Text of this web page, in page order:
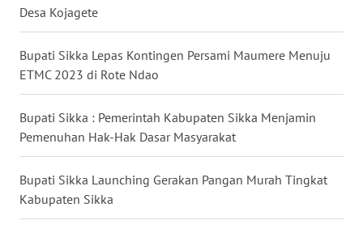
Desa Kojagete
Bupati Sikka Lepas Kontingen Persami Maumere Menuju
ETMC 2023 di Rote Ndao
Bupati Sikka : Pemerintah Kabupaten Sikka Menjamin
Pemenuhan Hak-Hak Dasar Masyarakat
Bupati Sikka Launching Gerakan Pangan Murah Tingkat
Kabupaten Sikka
WN
WN
SULUT